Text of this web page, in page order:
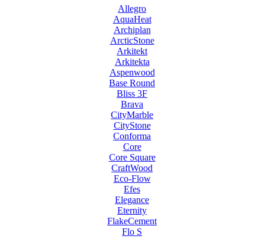
Allegro
AquaHeat
Archiplan
ArcticStone
Arkitekt
Arkitekta
Aspenwood
Base Round
Bliss 3F
Brava
CityMarble
CityStone
Conforma
Core
Core Square
CraftWood
Eco-Flow
Efes
Elegance
Eternity
FlakeCement
Flo S